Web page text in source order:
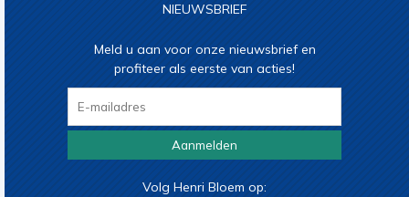
NIEUWSBRIEF
Meld u aan voor onze nieuwsbrief en
profiteer als eerste van acties!
Aanmelden
Volg Henri Bloem op: